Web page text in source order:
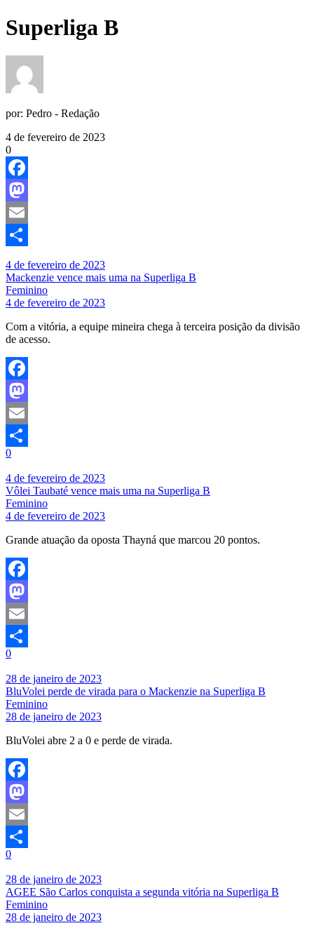
Superliga B
por: Pedro - Redação
4 de fevereiro de 2023
0
Facebook
Mastodon
Email
4 de fevereiro de 2023
Mackenzie vence mais uma na Superliga B
Feminino
4 de fevereiro de 2023
Com a vitória, a equipe mineira chega à terceira posição da divisão
de acesso.
Facebook
Mastodon
Email
Share
0
4 de fevereiro de 2023
Vôlei Taubaté vence mais uma na Superliga B
Feminino
4 de fevereiro de 2023
Grande atuação da oposta Thayná que marcou 20 pontos.
Facebook
Mastodon
Email
Share
0
28 de janeiro de 2023
BluVolei perde de virada para o Mackenzie na Superliga B
Feminino
28 de janeiro de 2023
BluVolei abre 2 a 0 e perde de virada.
Facebook
Mastodon
Email
Share
0
28 de janeiro de 2023
AGEE São Carlos conquista a segunda vitória na Superliga B
Feminino
28 de janeiro de 2023